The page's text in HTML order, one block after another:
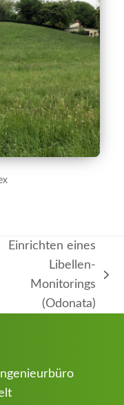
Nächster
Einrichten eines
Libellen-
Monitorings
(Odonata)